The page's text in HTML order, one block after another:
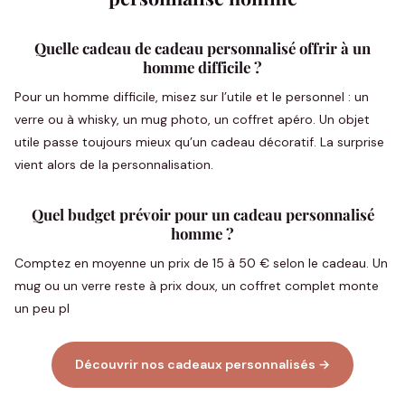
Quelle cadeau de cadeau personnalisé offrir à un
homme difficile ?
Pour un homme difficile, misez sur l’utile et le personnel : un
verre ou à whisky, un mug photo, un coffret apéro. Un objet
utile passe toujours mieux qu’un cadeau décoratif. La surprise
vient alors de la personnalisation.
Quel budget prévoir pour un cadeau personnalisé
homme ?
Comptez en moyenne un prix de 15 à 50 € selon le cadeau. Un
mug ou un verre reste à prix doux, un coffret complet monte
un peu pl
Découvrir nos cadeaux personnalisés →